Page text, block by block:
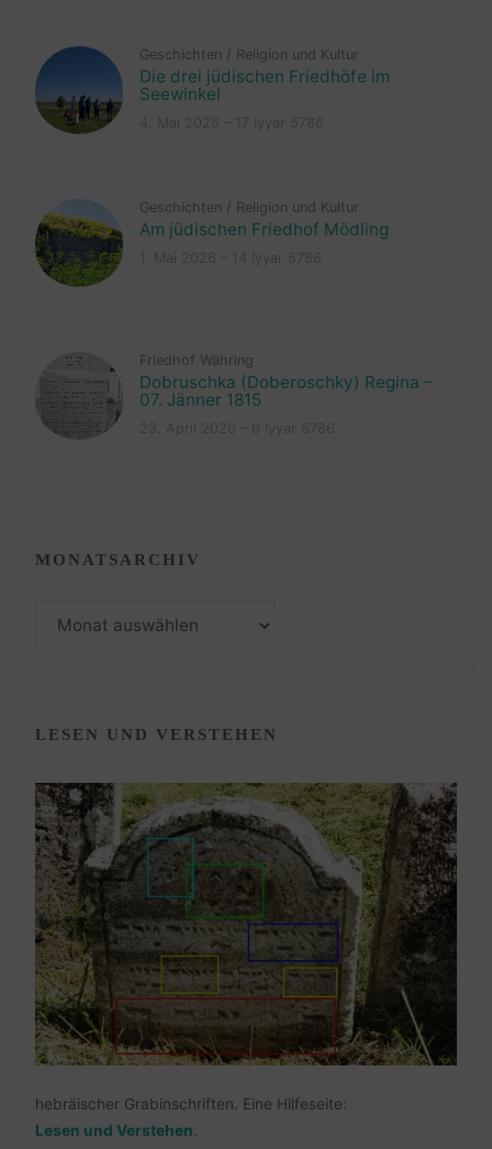
Geschichten / Religion und Kultur
Die drei jüdischen Friedhöfe im
Seewinkel
Geschichten / Religion und Kultur
Am jüdischen Friedhof Mödling
Friedhof Währing
Dobruschka (Doberoschky) Regina –
07. Jänner 1815
MONATSARCHIV
LESEN UND VERSTEHEN
hebräischer Grabinschriften. Eine Hilfeseite:
Lesen und Verstehen